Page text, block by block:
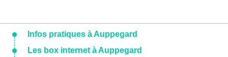
Infos pratiques à Auppegard
Les box internet à Auppegard